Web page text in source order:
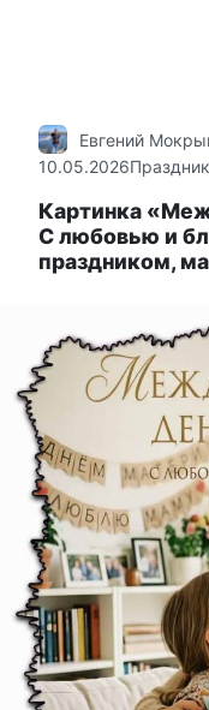
Евгений
10.05.2026
Картинка
С любовью и
праздником,